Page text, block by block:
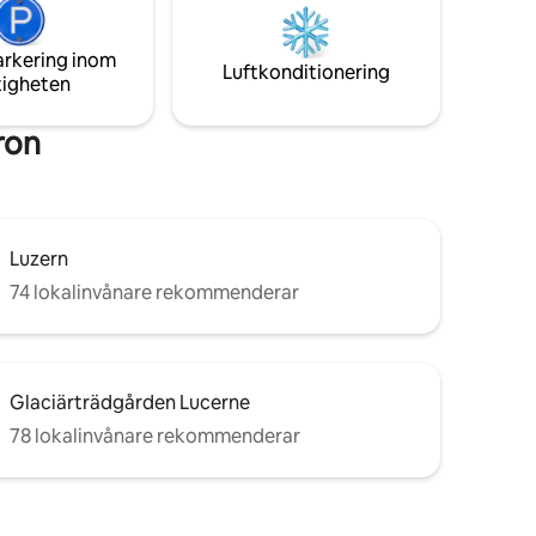
över bergen "Bürgerstock",
"Gemsstock" och hustaken i andra hus i
staden.
inom
Luftkonditionering
Luzern
74 lokalinvånare rekommenderar
Glaciärträdgården Lucerne
78 lokalinvånare rekommenderar